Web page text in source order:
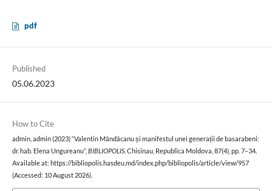
pdf
Published
05.06.2023
How to Cite
admin, admin (2023) “Valentin Mândâcanu și manifestul unei generații de basarabeni:
dr. hab. Elena Ungureanu”, BIBLIOPOLIS. Chisinau, Republica Moldova, 87(4), pp. 7–34.
Available at: https://bibliopolis.hasdeu.md/index.php/bibliopolis/article/view/957
(Accessed: 10 August 2026).